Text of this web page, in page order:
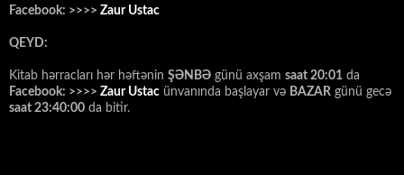
Facebook: >>>> Zaur Ustac
QEYD:
Kitab hərracları hər həftənin ŞƏNBƏ günü axşam saat 20:01 da
Facebook: >>>> Zaur Ustac ünvanında başlayar və BAZAR günü gecə
saat 23:40:00 da bitir.